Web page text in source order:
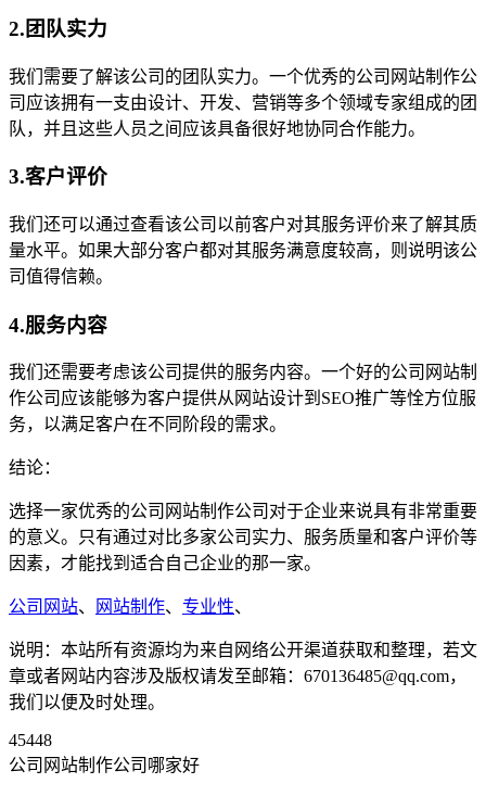
2.团队实力
我们需要了解该公司的团队实力。一个优秀的公司网站制作公
司应该拥有一支由设计、开发、营销等多个领域专家组成的团
队，并且这些人员之间应该具备很好地协同合作能力。
3.客户评价
我们还可以通过查看该公司以前客户对其服务评价来了解其质
量水平。如果大部分客户都对其服务满意度较高，则说明该公
司值得信赖。
4.服务内容
我们还需要考虑该公司提供的服务内容。一个好的公司网站制
作公司应该能够为客户提供从网站设计到SEO推广等恮方位服
务，以满足客户在不同阶段的需求。
结论：
选择一家优秀的公司网站制作公司对于企业来说具有非常重要
的意义。只有通过对比多家公司实力、服务质量和客户评价等
因素，才能找到适合自己企业的那一家。
公司网站、 网站制作、 专业性、
说明：本站所有资源均为来自网络公开渠道获取和整理，若文
章或者网站内容涉及版权请发至邮箱：670136485@qq.com，
我们以便及时处理。
45448
公司网站制作公司哪家好